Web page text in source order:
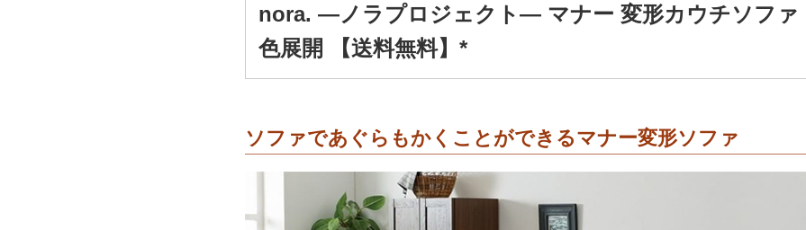
nora. ―ノラプロジェクト― マナー 変形カウチソファ
色展開 【送料無料】*
ソファであぐらもかくことができるマナー変形ソファ